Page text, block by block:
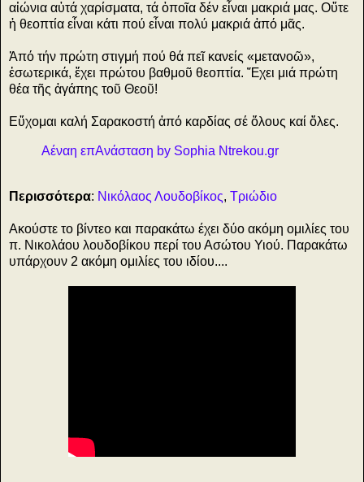
αἰώνια αὐτά χαρίσματα, τά ὁποῖα δέν εἶναι μακριά μας. Οὔτε
ἡ θεοπτία εἶναι κάτι πού εἶναι πολύ μακριά ἀπό μᾶς.
Ἀπό τήν πρώτη στιγμή πού θά πεῖ κανείς «μετανοῶ»,
ἐσωτερικά, ἔχει πρώτου βαθμοῦ θεοπτία. Ἔχει μιά πρώτη
θέα τῆς ἀγάπης τοῦ Θεοῦ!
Εὔχομαι καλή Σαρακοστή ἀπό καρδίας σέ ὅλους καί ὅλες.
Αέναη επΑνάσταση by Sophia Ntrekou.gr
Περισσότερα: Νικόλαος Λουδοβίκος, Τριώδιο
Ακούστε το βίντεο και παρακάτω έχει δύο ακόμη ομιλίες του
π. Νικολάου λουδοβίκου περί του Ασώτου Υιού. Παρακάτω
υπάρχουν 2 ακόμη ομιλίες του ιδίου....